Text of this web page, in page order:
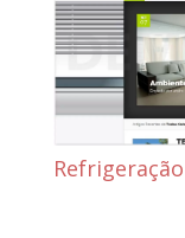
Refrigeração